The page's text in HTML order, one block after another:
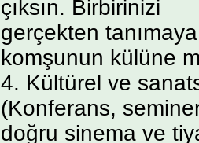
çıksın. Birbirinizi
gerçekten
komşunun külüne
4. Kültürel ve
(Konferans,
doğru sinema ve